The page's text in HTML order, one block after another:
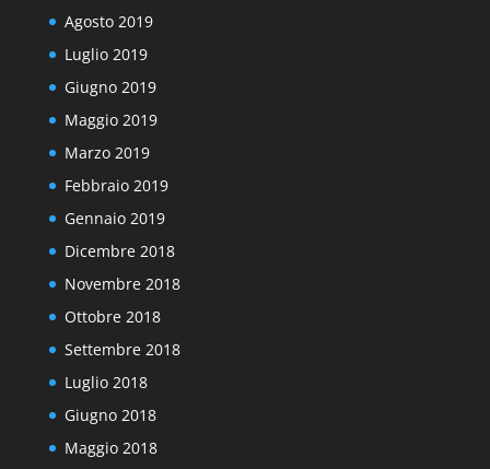
Agosto 2019
Luglio 2019
Giugno 2019
Maggio 2019
Marzo 2019
Febbraio 2019
Gennaio 2019
Dicembre 2018
Novembre 2018
Ottobre 2018
Settembre 2018
Luglio 2018
Giugno 2018
Maggio 2018